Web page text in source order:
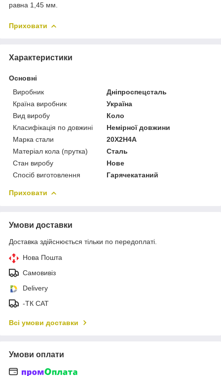
равна 1,45 мм.
Приховати
Характеристики
Основні
Виробник
Дніпроспецсталь
Країна виробник
Україна
Вид виробу
Коло
Класифікація по довжині
Немірної довжини
Марка стали
20Х2Н4А
Матеріал кола (прутка)
Сталь
Стан виробу
Нове
Спосіб виготовлення
Гарячекатаний
Приховати
Умови доставки
Доставка здійснюється тільки по передоплаті.
Нова Пошта
Самовивіз
Delivery
-ТК САТ
Всі умови доставки
Умови оплати